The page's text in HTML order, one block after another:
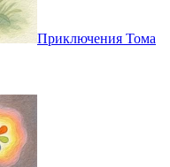
Приключения Тома